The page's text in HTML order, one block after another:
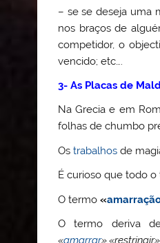
– se se deseja uma
nos braços de
competidor, o
vencido; etc….
3- As Placas de
Na Grecia e em
folhas de chumbo
Ostrabalhos de
É curioso que todo o
O termo«
O termo deriva
«amarrar»,«restringir»